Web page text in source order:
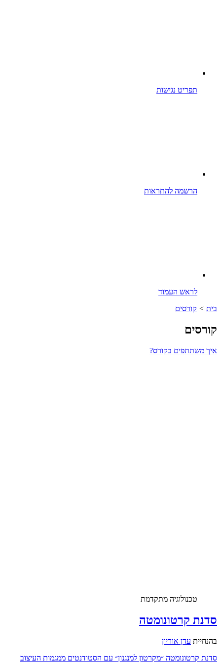
תפריט נגישות
הרשמה להתראות
לראש העמוד
בית > קורסים
קורסים
איך משתתפים בקורס?
טכנולוגיה מתקדמת
סדנת קרטונומטה
בהנחיית עדן אוריון
סדנת קרטונומטה ״מקרטון למנגנון״ עם הסטודנטים ממגמות העיצוב